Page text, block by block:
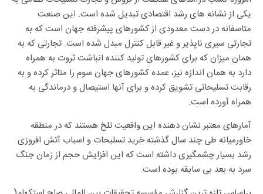
یکی از نشانه های رشد اقتصادی تبدیل شده است. این صنعت
متاسفانه در دست معدودی از کشورهای پیشرفته جهان است که به
تجارتی سیری ناپذیر و غیر قابل کنترل مبدل شده است. تجارتی که به
همان میزان که برای کشورهای تولید کننده انباشت ثروت به همراه
دارد به همان اندازه نیز، عمده کشورهای جهان سوم را متاثر کرده و به
رقابت تسلیحاتی تشویق کرده و برای آنها استیصال و درماندگی به
همراه آورده است.
آمارهای معتبر نشان دهنده این واقعیت تلخ هستند که در منطقه
خاورمیانه طی چند سال گذشته خرید تسلیحات و اسباب آتش افروزی
رشد بسیار چشمگیری داشته است که این افزایش حجم از زمان جنگ
سرد به بعد بی سابقه بوده است.